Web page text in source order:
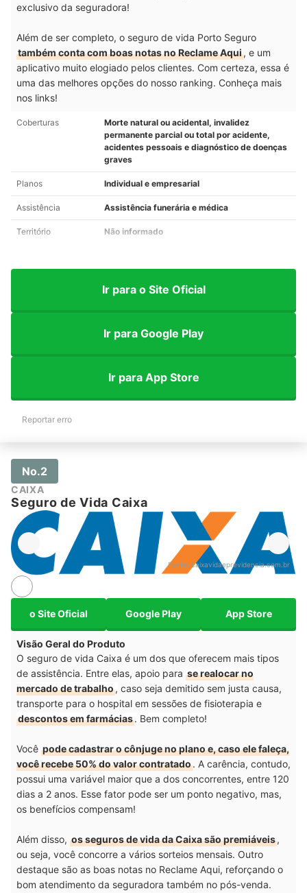
exclusivo da seguradora!
Além de ser completo, o seguro de vida Porto Seguro
também conta com boas notas no Reclame Aqui, e um
aplicativo muito elogiado pelos clientes. Com certeza, essa é
uma das melhores opções do nosso ranking. Conheça mais
nos links!
Coberturas
Morte natural ou acidental, invalidez
permanente parcial ou total por acidente,
acidentes pessoais e diagnóstico de doenças
graves
Planos Individual e empresarial
Assistência Assistência funerária e médica
Território Não informado
Ir para o Site Oficial
Ir para Google Play
Ir para App Store
Reportar erro
No.2
CAIXA
Seguro de Vida Caixa
Fonte: caixavidaeprevidencia.com.br
o Site Oficial Google Play App Store
Visão Geral do Produto
O seguro de vida Caixa é um dos que oferecem mais tipos
de assistência. Entre elas, apoio para se realocar no
mercado de trabalho, caso seja demitido sem justa causa,
transporte para o hospital em sessões de fisioterapia e
descontos em farmácias. Bem completo!
Você pode cadastrar o cônjuge no plano e, caso ele faleça,
você recebe 50% do valor contratado. A carência, contudo,
possui uma variável maior que a dos concorrentes, entre 120
dias a 2 anos. Esse fator pode ser um ponto negativo, mas,
os benefícios compensam!
Além disso, os seguros de vida da Caixa são premiáveis,
ou seja, você concorre a vários sorteios mensais. Outro
destaque são as boas notas no Reclame Aqui, reforçando o
bom atendimento da seguradora também no pós-venda.